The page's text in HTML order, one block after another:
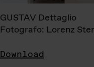
GUSTAV Dettaglio
Fotografo: Lorenz
Download